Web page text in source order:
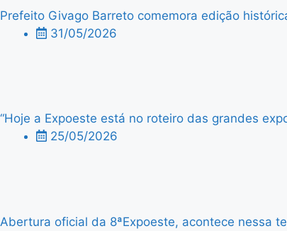
Prefeito Givago Barreto comemora edição
31/05/2026
“Hoje a Expoeste está no roteiro das grandes
25/05/2026
Abertura oficial da 8ªExpoeste, acontece nessa